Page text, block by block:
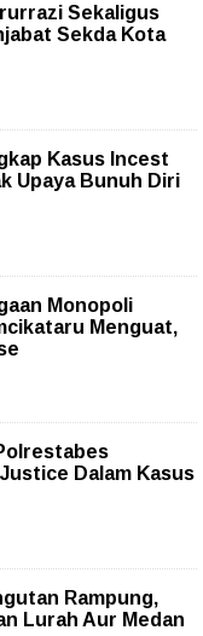
Sekaligus
Sekda Kota
Kasus Incest
Upaya Bunuh Diri
Monopoli
Menguat,
Dalam Kasus
Rampung,
Lurah Aur Medan